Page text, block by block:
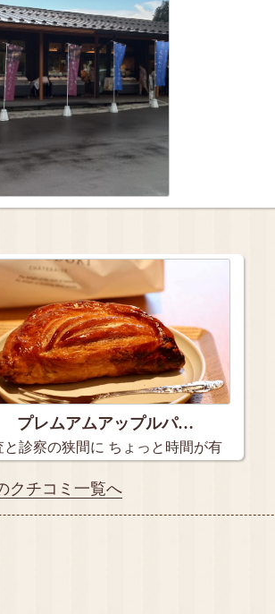
プレムアムアップルパ…
と診察の狭間に ちょっと時間が有
クチコミ一覧へ